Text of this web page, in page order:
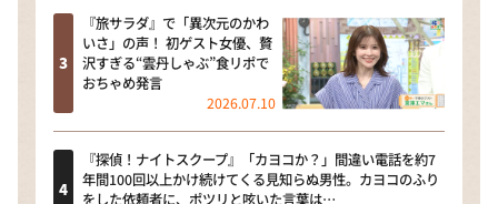
『旅サラダ』で「異次元のかわ
いさ」の声！ 初ゲスト女優、贅
沢すぎる“雲丹しゃぶ”食リポで
おちゃめ発言
2026.07.10
『探偵！ナイトスクープ』「カヨコか？」間違い電話を約7
年間100回以上かけ続けてくる見知らぬ男性。カヨコのふり
をした依頼者に、ポツリと呟いた言葉は…